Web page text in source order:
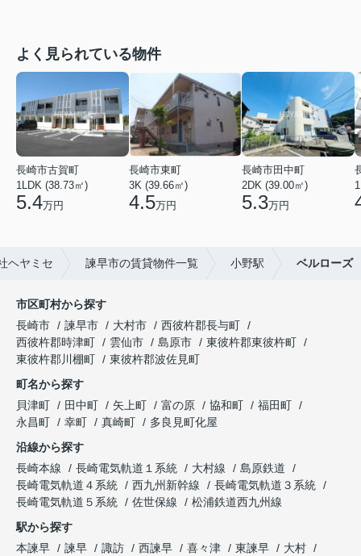
よく見られている物件
長崎市古賀町
1LDK (38.73㎡)
5.4万円
長崎市東町
3K (39.66㎡)
4.5万円
長崎市田中町
2DK (39.00㎡)
5.3万円
ヘヤミセ 諫早市の賃貸物件一覧 小野駅 ベルローズ
市区町村から探す
長崎市
諫早市 大村市
西彼杵郡長与町
西彼杵郡時津町
雲仙市 島原市
東彼杵郡東彼杵町
東彼杵郡川棚町
東彼杵郡波佐見町
町名から探す
貝津町
田中町 矢上町 富の原 協和町
福田町
永昌町
幸町 真崎町
多良見町化屋
沿線から探す
長崎本線
長崎電気軌道１系統 大村線
島原鉄道
長崎電気軌道４系統
西九州新幹線
長崎電気軌道３系統
長崎電気軌道５系統
佐世保線
松浦鉄道西九州線
駅から探す
本諫早
諫早 諏訪 西諫早 喜々津 東諫早
大村